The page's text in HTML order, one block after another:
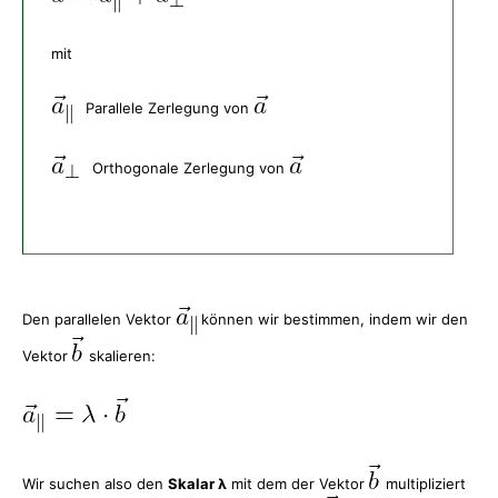
mit
Parallele Zerlegung von
Orthogonale Zerlegung von
Den parallelen Vektor können wir bestimmen, indem wir den
Vektor skalieren:
Wir suchen also den Skalar λ mit dem der Vektor
multipliziert